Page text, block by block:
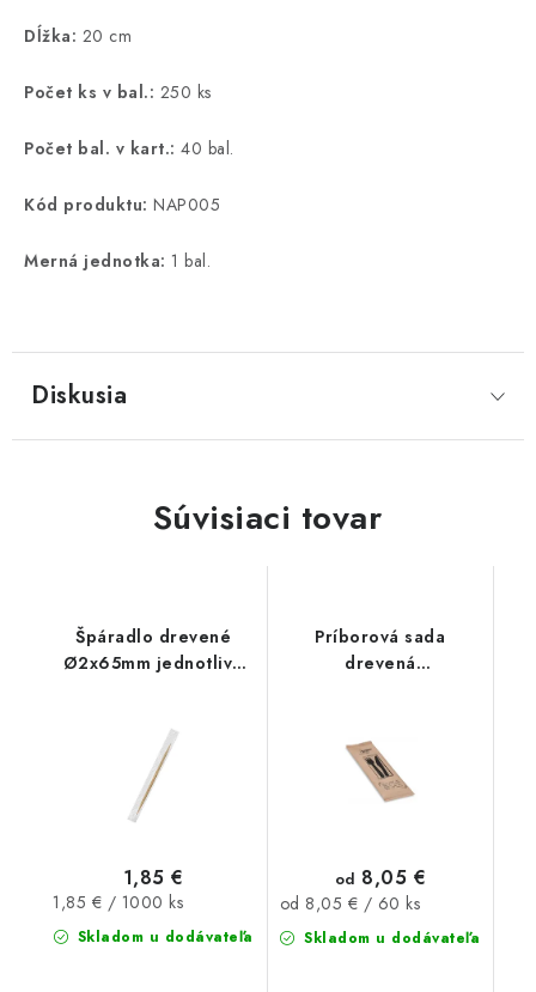
Dĺžka: 20 cm
Počet ks v bal.: 250 ks
Počet bal. v kart.: 40 bal.
Kód produktu: NAP005
Merná jednotka: 1 bal.
Diskusia
Súvisiaci tovar
Špáradlo drevené
Ø2x65mm jednotlivo
Skladom u dodávateľa
1,85 €
Jednotková
cena:
1,85 € / 1000 ks
Príborová sada
drevená
Skladom u dodávateľa
od 8,05 €
Jednotková
cena:
od 8,05 € / 60 ks